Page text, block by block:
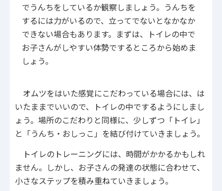
でうんちをしているか観察しましょう。うんちを
するには力がいるので、立ってでないとなかなか
できない場合もあります。まずは、トイレの中で
お子さんがしやすい体勢でするところから始めま
しょう。
オムツをはいた感覚にこだわっている場合には、は
いたままでいいので、トイレの中でするようにしまし
ょう。場所のこだわりと同様に、少しずつ「トイレ」
と「うんち・おしっこ」を結び付けていきましょう。
トイレのトレーニングには、時間がかかるかもしれ
ません。しかし、お子さんの発達の状態に合わせて、
小さなステップを積み重ねていきましょう。